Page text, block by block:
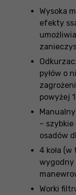
Wysoka
efekty
pyłów o
powyżej
–
osadów
4 koła
wygodny
Worki